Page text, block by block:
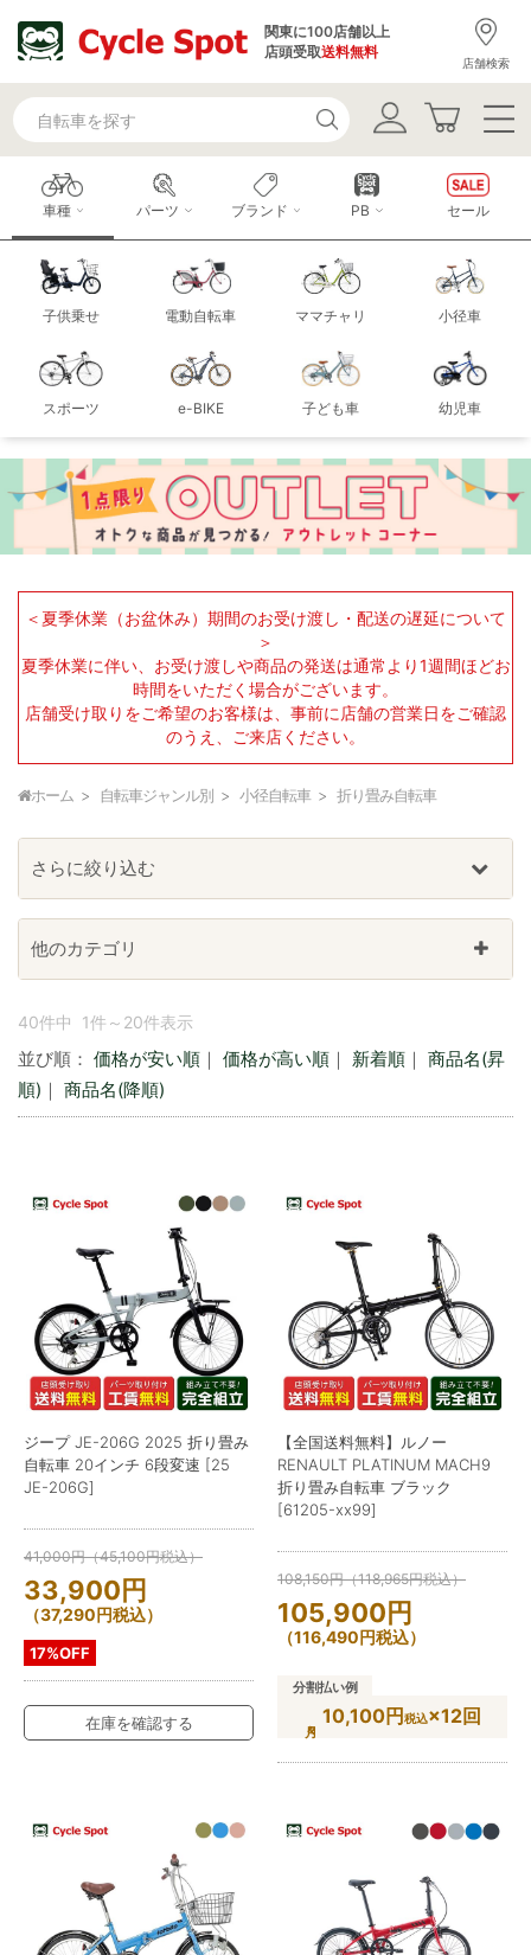
関東に100店舗以上
店頭受取送料無料
店舗検索
車種
子供乗せ 電動自転車 ママチャリ 小径車
スポーツ e-BIKE 子ども車 幼児車
パーツ ブランド PB セール
＜夏季休業（お盆休み）期間のお受け渡し・配送の遅延について
＞
夏季休業に伴い、お受け渡しや商品の発送は通常より1週間ほどお
時間をいただく場合がございます。
店舗受け取りをご希望のお客様は、事前に店舗の営業日をご確認
のうえ、ご来店ください。
ホーム 自転車ジャンル別 小径自転車 折り畳み自転車
40件中 1件～20件表示
並び順： 価格が安い順 ｜ 価格が高い順 ｜ 新着順 ｜ 商品名(昇
順) ｜ 商品名(降順)
ジープ JE-206G 2025 折り畳み
自転車 20インチ 6段変速 [25
JE-206G]
41,000円（45,100円税込）
33,900円
（37,290円税込）
17%OFF
在庫を確認する
【全国送料無料】ルノー
RENAULT PLATINUM MACH9
折り畳み自転車 ブラック
[61205-xx99]
108,150円（118,965円税込）
105,900円
（116,490円税込）
分割払い例
10,100円税込×12回
さらに絞り込む
他のカテゴリ